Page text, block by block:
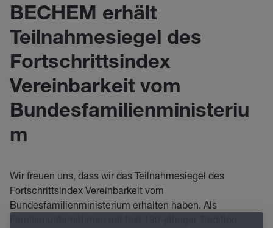
BECHEM erhält
Teilnahmesiegel des
Fortschrittsindex
Vereinbarkeit vom
Bundesfamilienministeriu
m
Wir freuen uns, dass wir das Teilnahmesiegel des
Fortschrittsindex Vereinbarkeit vom
Bundesfamilienministerium erhalten haben. Als